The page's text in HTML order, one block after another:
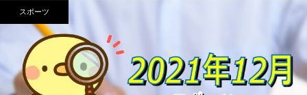
スポーツ